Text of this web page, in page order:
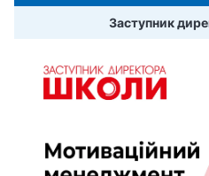
Заступник